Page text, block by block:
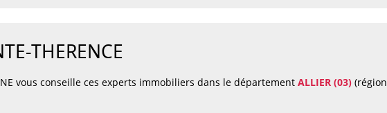
THERENCE
vous conseille ces experts immobiliers dans le département ALLIER (03) (région